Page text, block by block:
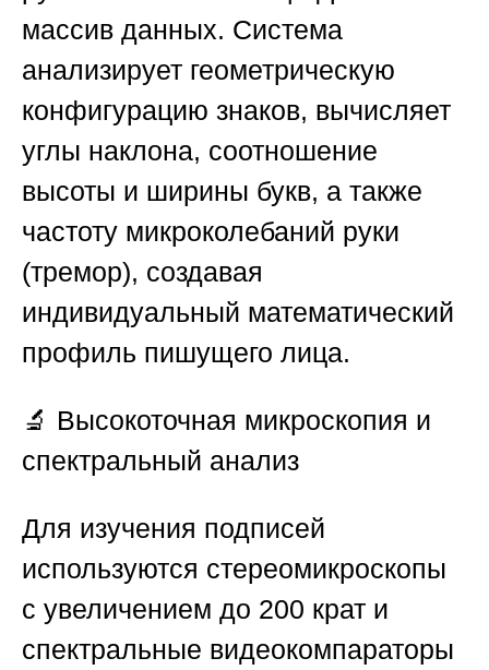
массив данных. Система
анализирует геометрическую
конфигурацию знаков, вычисляет
углы наклона, соотношение
высоты и ширины букв, а также
частоту микроколебаний руки
(тремор), создавая
индивидуальный математический
профиль пишущего лица.
🔬 Высокоточная микроскопия и
спектральный анализ
Для изучения подписей
используются стереомикроскопы
с увеличением до 200 крат и
спектральные видеокомпараторы